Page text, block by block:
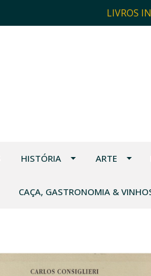
LIVROS
HISTÓRIA ARTE
CAÇA, GASTRONOMIA &